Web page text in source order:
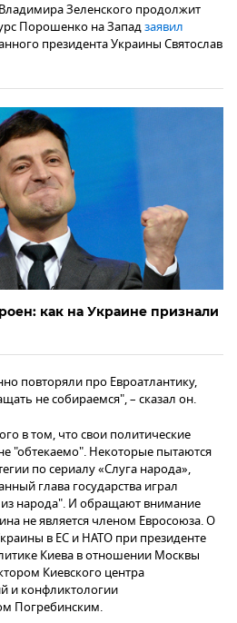
Зеленского продолжит
Порошенко на Западзаявил
президента Украины Святослав
как на Украине признали
повторяли про Евроатлантику,
не собираемся", – сказал он.
в том, что свои политические
"обтекаемо". Некоторые пытаются
по сериалу «Слуга народа»,
глава государства играл
народа". И обращают внимание
не является членом Евросоюза. О
в ЕС и НАТО при президенте
Киева в отношении Москвы
Киевского центра
и конфликтологии
Погребинским.